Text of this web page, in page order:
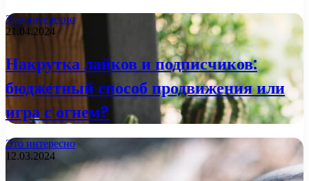
Это интересно
21.04.2024
Накрутка лайков и подписчиков:
бюджетный способ продвижения или
игра с огнем?
Это интересно
12.03.2024